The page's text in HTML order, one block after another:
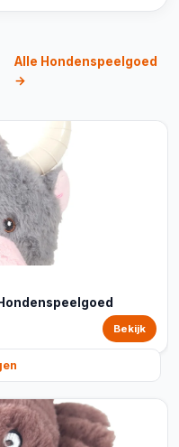
Alle Hondenspeelgoed
→
Bekijk